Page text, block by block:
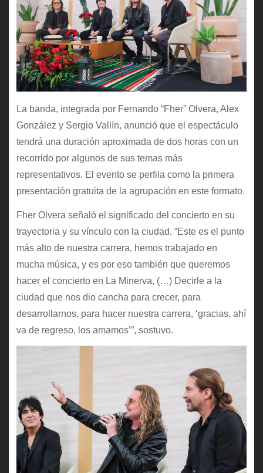
La banda, integrada por Fernando “Fher” Olvera, Alex
González y Sergio Vallín, anunció que el espectáculo
tendrá una duración aproximada de dos horas con un
recorrido por algunos de sus temas más
representativos. El evento se perfila como la primera
presentación gratuita de la agrupación en este formato.
Fher Olvera señaló el significado del concierto en su
trayectoria y su vínculo con la ciudad. “Este es el punto
más alto de nuestra carrera, hemos trabajado en
mucha música, y es por eso también que queremos
hacer el concierto en La Minerva, (…) Decirle a la
ciudad que nos dio cancha para crecer, para
desarrollarnos, para hacer nuestra carrera, ‘gracias, ahí
va de regreso, los amamos’”, sostuvo.